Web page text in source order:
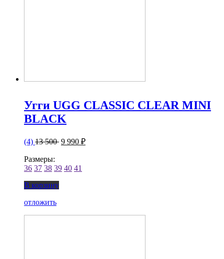
Угги UGG CLASSIC CLEAR MINI
BLACK
(4) 13 500 9 990 ₽
Размеры:
36 37 38 39 40 41
В корзину
отложить